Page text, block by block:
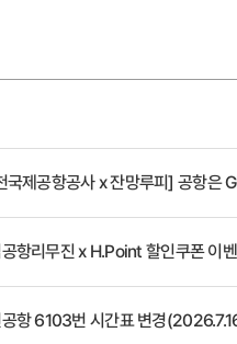
국제공항공사 x 잔망루피] 공항은
항리무진 x H.Point 할인쿠폰 이
항 6103번 시간표 변경